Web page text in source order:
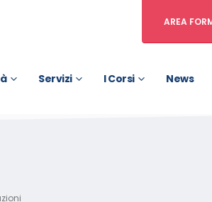
AREA
Servizi I Corsi News